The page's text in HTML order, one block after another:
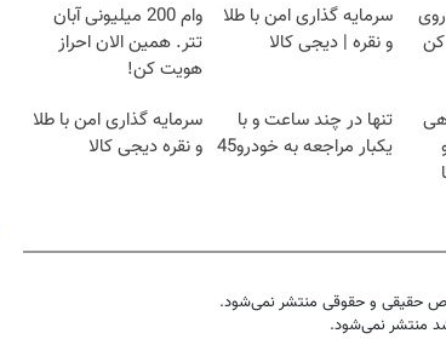
کن
سرمایه گذاری امن با طلا
و نقره | دیجی کالا
وام 200 میلیونی آبان
تتر. همین الان احراز
هویت کن!
تنها در چند ساعت و با
یکبار مراجعه به خودرو45
سرمایه گذاری امن با طلا
و نقره دیجی کالا
حقیقی و حقوقی منتشر نمی‌شود.
منتشر نمی‌شود.